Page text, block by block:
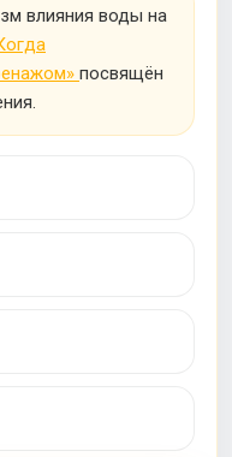
влияния воды на
посвящён